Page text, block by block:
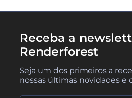
Receba a
Renderforest
Seja um dos primeiros a
nossas últimas novidades e